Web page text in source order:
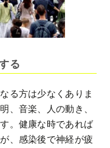
る
る方は少なくありま
、音楽、人の動き、
。健康な時であれば
、感染後で神経が疲